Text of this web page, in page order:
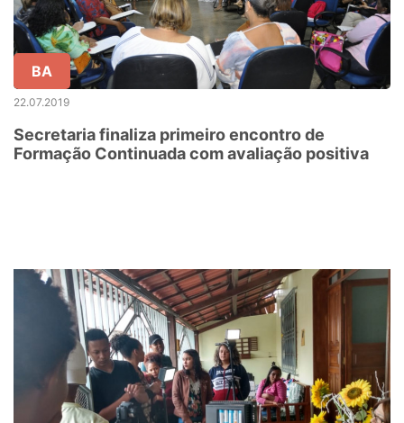
BA
22.07.2019
Secretaria finaliza primeiro encontro de
Formação Continuada com avaliação positiva